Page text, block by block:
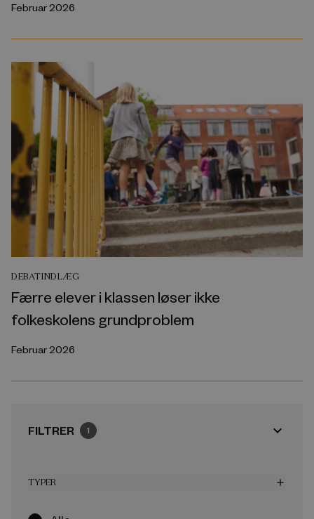
Februar 2026
DEBATINDLÆG
Færre elever i klassen løser ikke
folkeskolens grundproblem
Februar 2026
FILTRER 1 expand_more
TYPER add